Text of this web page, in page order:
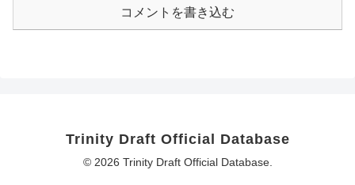
コメントを書き込む
Trinity Draft Official Database
© 2026 Trinity Draft Official Database.